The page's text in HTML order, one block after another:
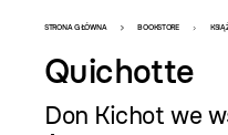
Bookstore
-
szablon
STRONA GŁÓWNA BOOKSTORE
Quichotte
Don Kichot we